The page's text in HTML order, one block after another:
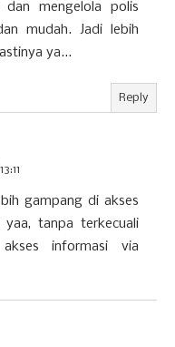
dan mengelola polis
mudah. Jadi lebih
ya...
Reply
gampang di akses
tanpa terkecuali
informasi via